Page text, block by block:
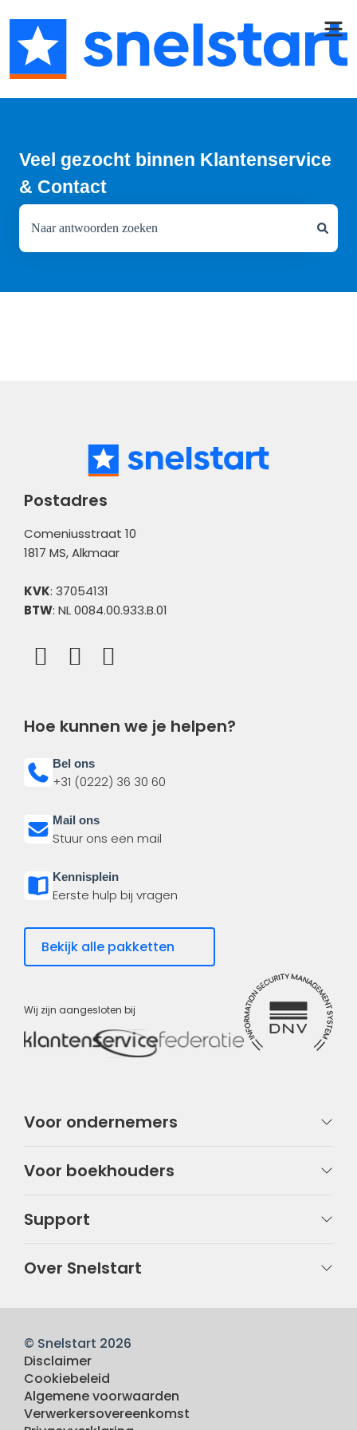
Veel gezocht binnen Klantenservice
& Contact
Postadres
Comeniusstraat 10
1817 MS, Alkmaar
KVK: 37054131
BTW: NL 0084.00.933.B.01
Hoe kunnen we je helpen?
Bel ons
+31 (0222) 36 30 60
Mail ons
Stuur ons een mail
Kennisplein
Eerste hulp bij vragen
Bekijk alle pakketten
Wij zijn aangesloten bij
Voor ondernemers
Voor boekhouders
Support
Over Snelstart
© Snelstart 2026
Disclaimer
Cookiebeleid
Algemene voorwaarden
Verwerkersovereenkomst